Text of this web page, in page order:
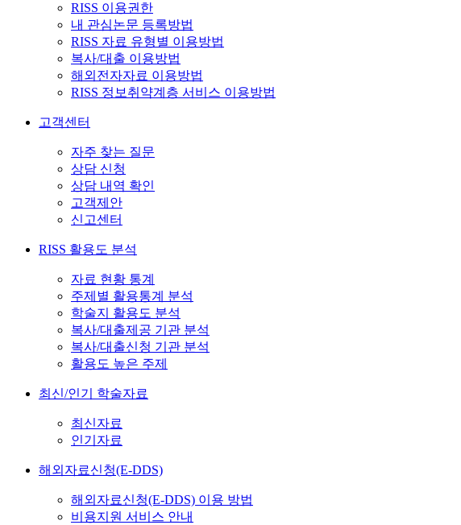
RISS 이용권한
내 관심논문 등록방법
RISS 자료 유형별 이용방법
복사/대출 이용방법
해외전자자료 이용방법
RISS 정보취약계층 서비스 이용방법
고객센터
자주 찾는 질문
상담 신청
상담 내역 확인
고객제안
신고센터
RISS 활용도 분석
자료 현황 통계
주제별 활용통계 분석
학술지 활용도 분석
복사/대출제공 기관 분석
복사/대출신청 기관 분석
활용도 높은 주제
최신/인기 학술자료
최신자료
인기자료
해외자료신청(E-DDS)
해외자료신청(E-DDS) 이용 방법
비용지원 서비스 안내